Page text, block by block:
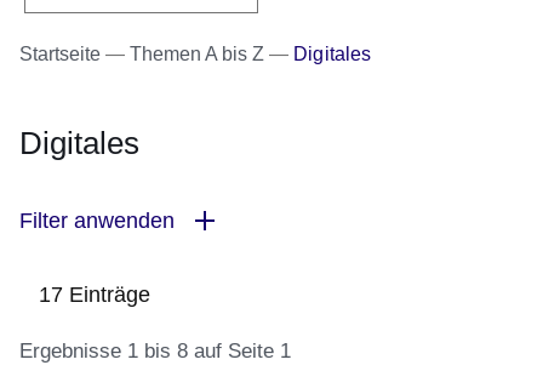
Startseite Themen A bis Z Digitales
Digitales
Filter anwenden
17 Einträge
Ergebnisse 1 bis 8 auf Seite 1